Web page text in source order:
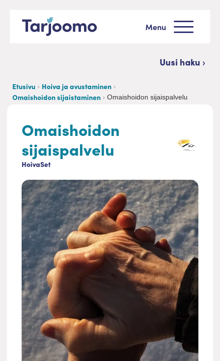
Siirry sisältöön
Menu
Uusi haku ›
Etusivu
Hoiva ja avustaminen
Omaishoidon sijaistaminen
Omaishoidon sijaispalvelu
Omaishoidon
sijaispalvelu
HoivaSet